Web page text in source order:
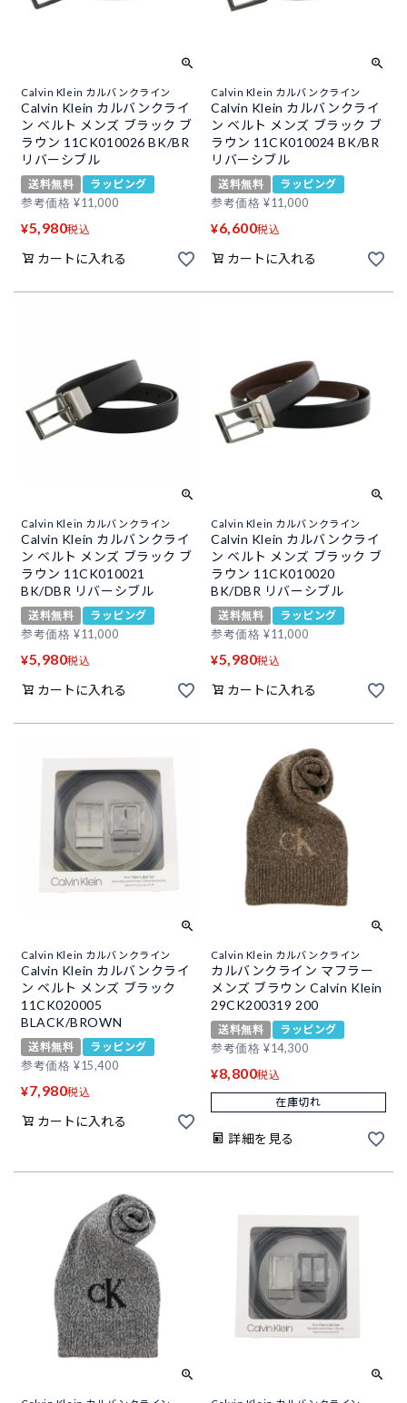
Calvin Klein カルバンクライン
Calvin Klein カルバンクライ
ン ベルト メンズ ブラック ブ
ラウン 11CK010026 BK/BR
リバーシブル
送料無料
ラッピング
参考価格 ¥11,000
¥5,980税込
カートに入れる
Calvin Klein カルバンクライン
Calvin Klein カルバンクライ
ン ベルト メンズ ブラック ブ
ラウン 11CK010024 BK/BR
リバーシブル
送料無料
ラッピング
参考価格 ¥11,000
¥6,600税込
カートに入れる
Calvin Klein カルバンクライン
Calvin Klein カルバンクライ
ン ベルト メンズ ブラック ブ
ラウン 11CK010021
BK/DBR リバーシブル
送料無料
ラッピング
参考価格 ¥11,000
¥5,980税込
カートに入れる
Calvin Klein カルバンクライン
Calvin Klein カルバンクライ
ン ベルト メンズ ブラック ブ
ラウン 11CK010020
BK/DBR リバーシブル
送料無料
ラッピング
参考価格 ¥11,000
¥5,980税込
カートに入れる
Calvin Klein カルバンクライン
Calvin Klein カルバンクライ
ン ベルト メンズ ブラック
11CK020005
BLACK/BROWN
送料無料
ラッピング
参考価格 ¥15,400
¥7,980税込
カートに入れる
Calvin Klein カルバンクライン
カルバンクライン マフラー
メンズ ブラウン Calvin Klein
29CK200319 200
送料無料
ラッピング
参考価格 ¥14,300
¥8,800税込
在庫切れ
詳細を見る